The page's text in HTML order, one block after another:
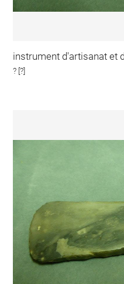
instrument d'artisanat et
? [?]